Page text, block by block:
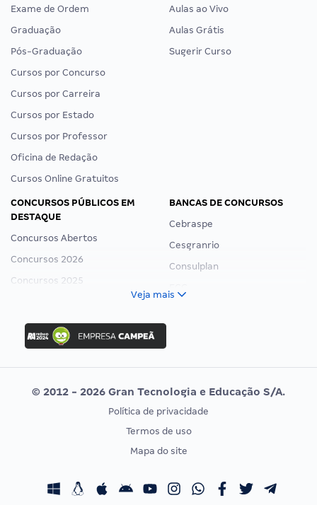
Exame de Ordem
Graduação
Pós-Graduação
Cursos por Concurso
Cursos por Carreira
Cursos por Estado
Cursos por Professor
Oficina de Redação
Cursos Online Gratuitos
Aulas ao Vivo
Aulas Grátis
Sugerir Curso
CONCURSOS PÚBLICOS EM
DESTAQUE
Concursos Abertos
Concursos 2026
Concursos 2025
Concurso Ibama
Concurso MPU
Editais publicados
BANCAS DE CONCURSOS
Cebraspe
Cesgranrio
Consulplan
Vunesp
CONCURSOS POR PROFISSÃO
Concursos Fiscais
EXAME DE ORDEM
Calendário OAB
Veja mais
© 2012 - 2026 Gran Tecnologia e Educação S/A.
Política de privacidade
Termos de uso
Mapa do site